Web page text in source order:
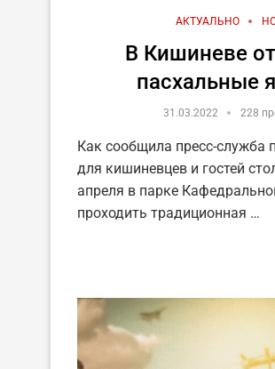
АКТУАЛЬНО
В Кишиневе
пасхальные
31.03.2022 228
Как сообщила пресс-служба
для кишиневцев и гостей
апреля в парке
проходить традиционная …